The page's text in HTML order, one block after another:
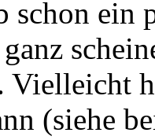
schon ein
Vielleicht
(siehe